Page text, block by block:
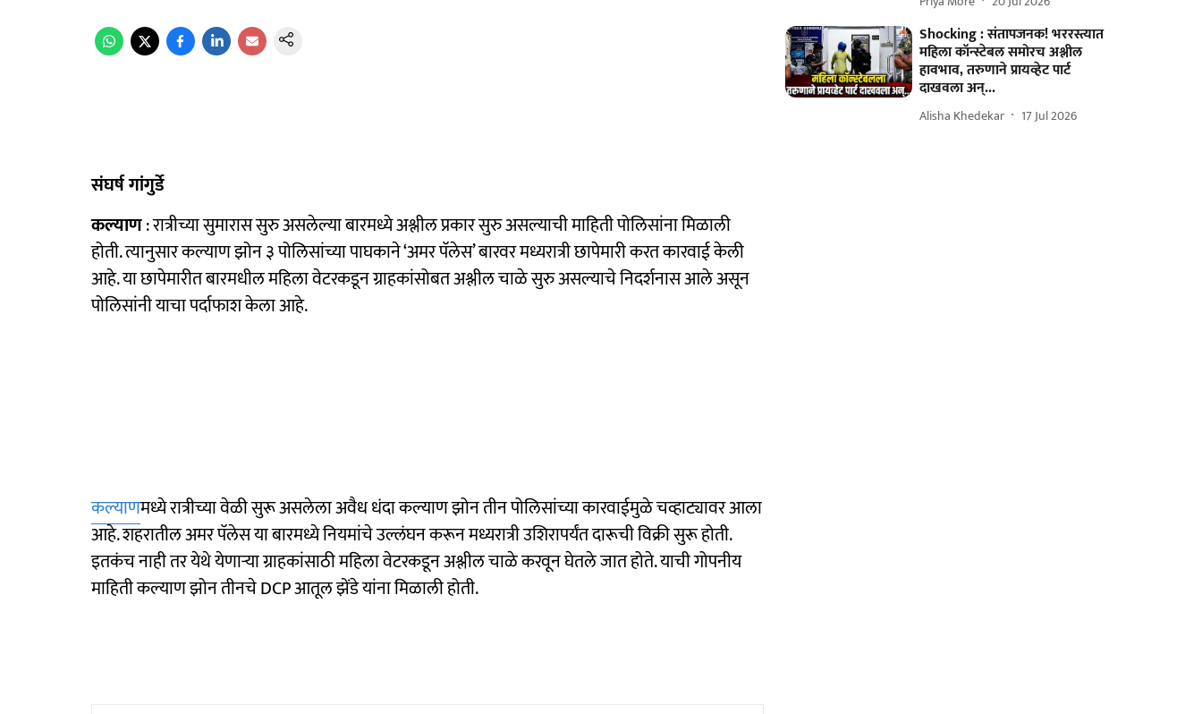
संघर्ष गांगुर्डे
कल्याण: रात्रीच्या सुमारास सुरु असलेल्या बारमध्ये अश्लील प्रकार सुरु असल्याची माहिती पोलिसांना मिळाली
होती. त्यानुसार कल्याण झोन ३ पोलिसांच्या पाघकाने ‘अमर पॅलेस’ बारवर मध्यरात्री छापेमारी करत कारवाई केली
आहे. या छापेमारीत बारमधील महिला वेटरकडून ग्राहकांसोबत अश्लील चाळे सुरु असल्याचे निदर्शनास आले असून
पोलिसांनी याचा पर्दाफाश केला आहे.
कल्याणमध्ये रात्रीच्या वेळी सुरू असलेला अवैध धंदा कल्याण झोन तीन पोलिसांच्या कारवाईमुळे चव्हाट्यावर आला
आहे. शहरातील अमर पॅलेस या बारमध्ये नियमांचे उल्लंघन करून मध्यरात्री उशिरापर्यंत दारूची विक्री सुरू होती.
इतकंच नाही तर येथे येणाऱ्या ग्राहकांसाठी महिला वेटरकडून अश्लील चाळे करवून घेतले जात होते. याची गोपनीय
माहिती कल्याण झोन तीनचे DCP आतूल झेंडे यांना मिळाली होती.
Shocking : संतापजनक! भररस्त्यात
महिला कॉन्स्टेबल समोरच अश्लील
हावभाव, तरुणाने प्रायव्हेट पार्ट
दाखवला अन्...
Alisha Khedekar 17 Jul 2026